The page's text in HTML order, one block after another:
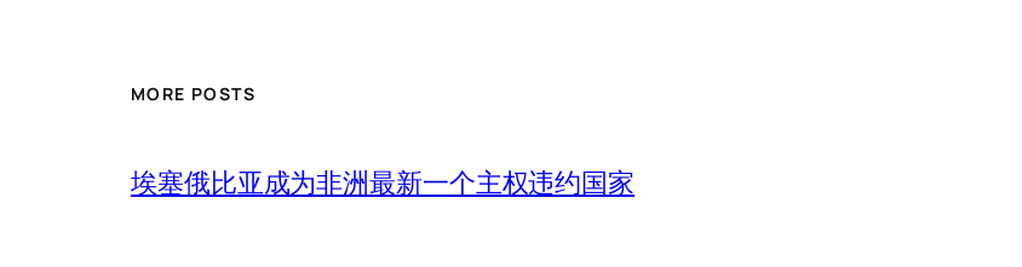
MORE POSTS
埃塞俄比亚成为非洲最新一个主权违约国家